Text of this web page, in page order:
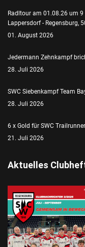
Radltour am 01.08.26 um 9
Lappersdorf - Regensburg,
01. August 2026
Jedermann Zehnkampf
28. Juli 2026
SWC Siebenkampf Team
28. Juli 2026
6 x Gold für SWC Trailrunner
21. Juli 2026
Aktuelles